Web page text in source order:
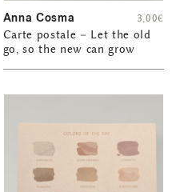
Anna Cosma
Carte postale – Let the old
go, so the new can grow
3,00€